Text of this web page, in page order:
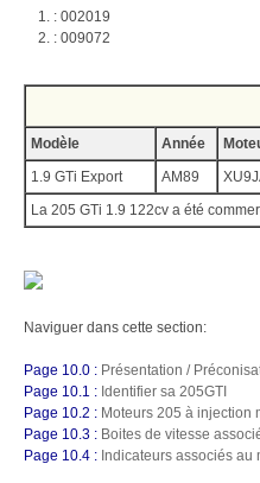
: 002019
: 009072
Modèle Année
1.9 GTi Export
AM89
La 205 GTi 1.9 122cv a été
Naviguer dans cette section:
Page 10.0 : Présentation /
Page 10.1 : Identifier sa 205GTI
Page 10.2 : Moteurs 205 à injection
Page 10.3 : Boites de vitesse
Page 10.4 : Indicateurs associés au